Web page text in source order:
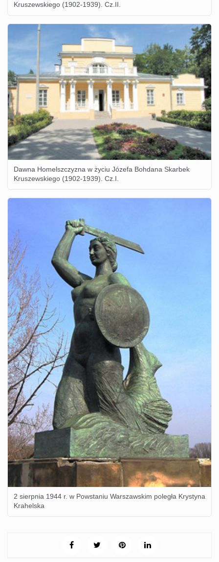
Kruszewskiego (1902-1939). Cz.II.
Dawna Homelszczyzna w życiu Józefa Bohdana Skarbek
Kruszewskiego (1902-1939). Cz.I.
2 sierpnia 1944 r. w Powstaniu Warszawskim poległa Krystyna
Krahelska